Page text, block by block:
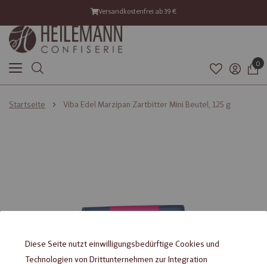
Versandkostenfrei ab 39 €
0
Startseite Viba Edel Marzipan Zartbitter Mini Beutel, 125 g
Diese Seite nutzt einwilligungsbedürftige Cookies und
Technologien von Drittunternehmen zur Integration